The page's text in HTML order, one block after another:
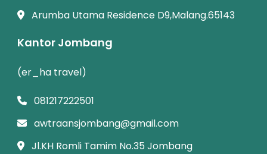
Arumba Utama Residence D9,Malang.65143
Kantor Jombang
(er_ha travel)
081217222501
awtraansjombang@gmail.com
Jl.KH Romli Tamim No.35 Jombang